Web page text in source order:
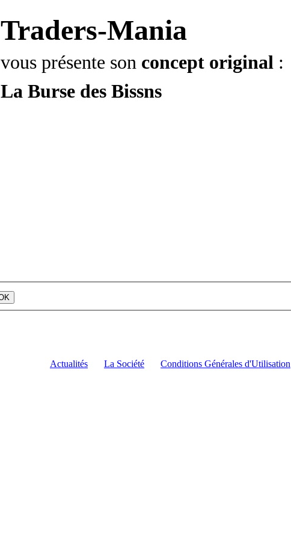
Traders-Mania
vous présente son concept original :
La Burse des Bissns
Actualités La Société Conditions Générales d'Utilisation